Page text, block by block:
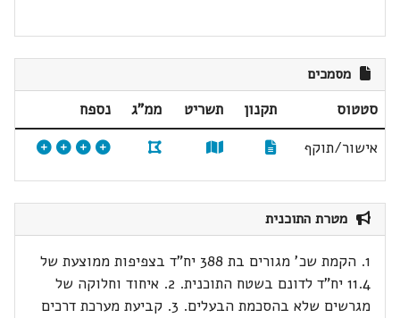
מסמכים
סטטוס תקנון תשריט ממ"ג
נספח
אישור/תוקף
מטרת התוכנית
1. הקמת שכ' מגורים בת 388 יח"ד בצפיפות ממוצעת של
11.4 יח"ד לדונם בשטח התוכנית. 2. איחוד וחלוקה של
מגרשים שלא בהסכמת הבעלים. 3. קביעת מערכת דרכים